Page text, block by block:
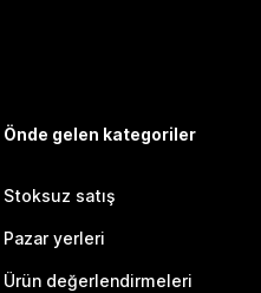
Önde gelen kategoriler
Stoksuz satış
Pazar yerleri
Ürün değerlendirmeleri